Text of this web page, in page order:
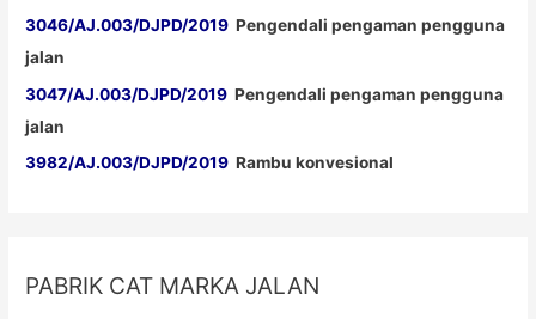
3046/AJ.003/DJPD/2019 Pengendali pengaman pengguna
jalan
3047/AJ.003/DJPD/2019 Pengendali pengaman pengguna
jalan
3982/AJ.003/DJPD/2019 Rambu konvesional
PABRIK CAT MARKA JALAN